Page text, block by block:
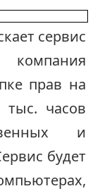
сервис
прав на
часов
и
будет